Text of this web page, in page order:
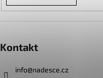
Kontakt
info@nadesce.cz